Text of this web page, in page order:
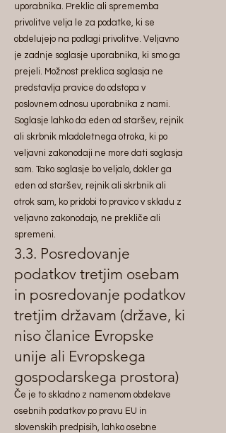
uporabnika. Preklic ali sprememba
privolitve velja le za podatke, ki se
obdelujejo na podlagi privolitve. Veljavno
je zadnje soglasje uporabnika, ki smo ga
prejeli. Možnost preklica soglasja ne
predstavlja pravice do odstopa v
poslovnem odnosu uporabnika z nami.
Soglasje lahko da eden od staršev, rejnik
ali skrbnik mladoletnega otroka, ki po
veljavni zakonodaji ne more dati soglasja
sam. Tako soglasje bo veljalo, dokler ga
eden od staršev, rejnik ali skrbnik ali
otrok sam, ko pridobi to pravico v skladu z
veljavno zakonodajo, ne prekliče ali
spremeni.
3.3. Posredovanje
podatkov tretjim osebam
in posredovanje podatkov
tretjim državam (države, ki
niso članice Evropske
unije ali Evropskega
gospodarskega prostora)
Če je to skladno z namenom obdelave
osebnih podatkov po pravu EU in
slovenskih predpisih, lahko osebne